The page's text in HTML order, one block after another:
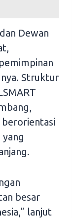
Dewan
Struktur
besar
lanjut